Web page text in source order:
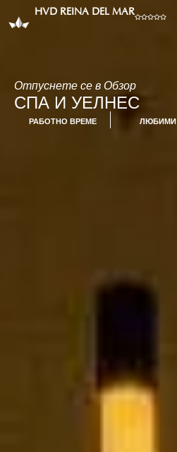
HVD REINA DEL MAR
Отпуснете се в Обзор
СПА И УЕЛНЕС
РАБОТНО ВРЕМЕ ЛЮБИМИ